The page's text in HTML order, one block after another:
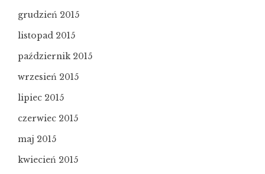
grudzień 2015
listopad 2015
październik 2015
wrzesień 2015
lipiec 2015
czerwiec 2015
maj 2015
kwiecień 2015